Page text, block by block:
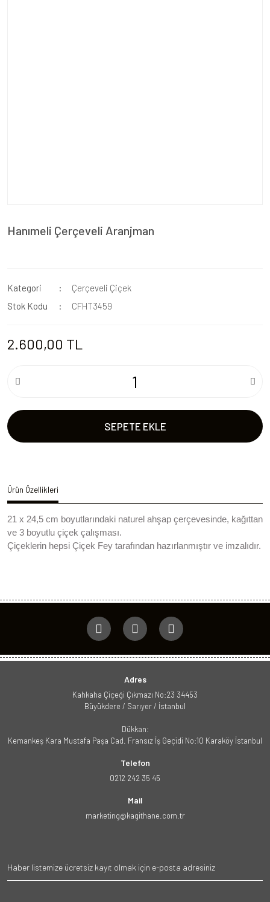
Hanımeli Çerçeveli Aranjman
Kategori
Çerçeveli Çiçek
Stok Kodu
CFHT3459
2.600,00 TL
SEPETE EKLE
Ürün Özellikleri
21 x 24,5 cm boyutlarındaki naturel ahşap çerçevesinde, kağıttan
ve 3 boyutlu çiçek çalışması.
Çiçeklerin hepsi Çiçek Fey tarafından hazırlanmıştır ve imzalıdır.
Adres
Kahkaha Çiçeği Çıkmazı No:23 34453
Büyükdere / Sarıyer / İstanbul
Dükkan:
Kemankeş Kara Mustafa Paşa Cad. Fransız İş Geçidi No:10 Karaköy İstanbul
Telefon
0212 242 35 45
Mail
marketing@kagithane.com.tr